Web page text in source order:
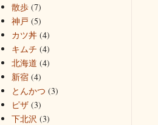
散歩 (7)
神戸 (5)
カツ丼 (4)
キムチ (4)
北海道 (4)
新宿 (4)
とんかつ (3)
ピザ (3)
下北沢 (3)